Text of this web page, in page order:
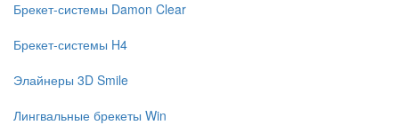
Брекет-системы Damon Clear
Брекет-системы H4
Элайнеры 3D Smile
Лингвальные брекеты Win